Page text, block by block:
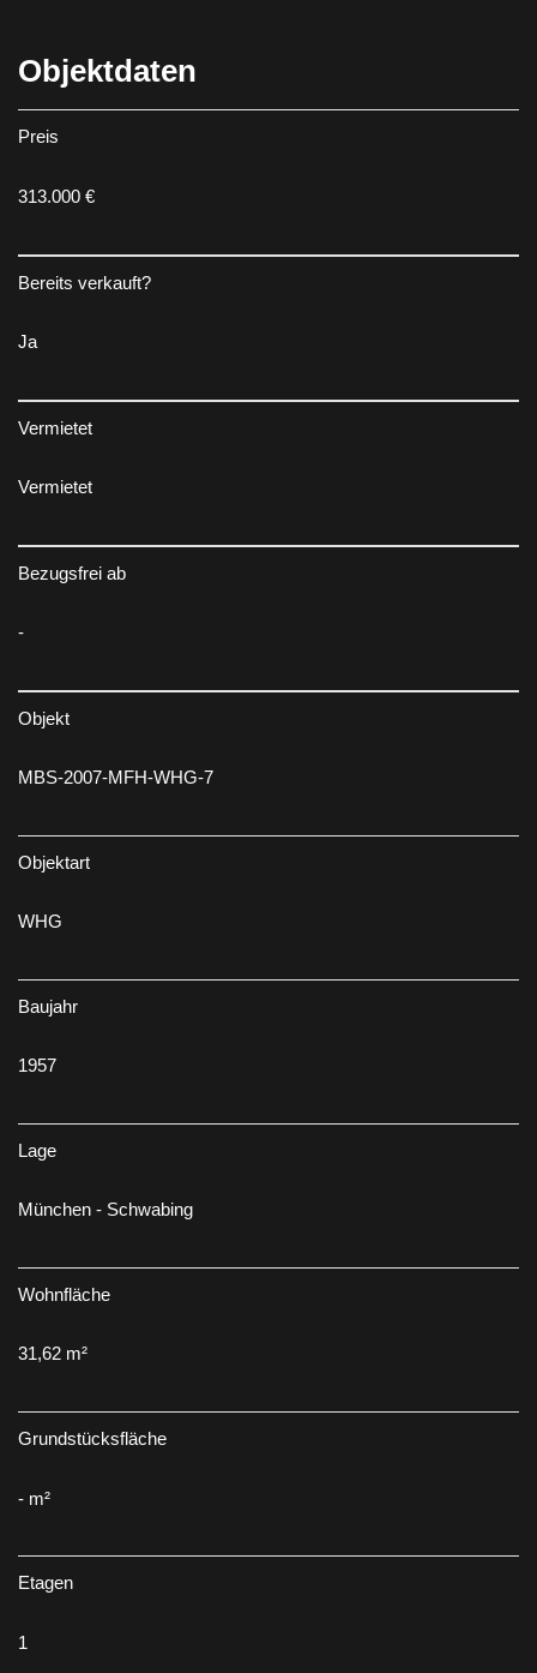
Objektdaten
Preis
313.000 €
Bereits verkauft?
Ja
Vermietet
Vermietet
Bezugsfrei ab
-
Objekt
MBS-2007-MFH-WHG-7
Objektart
WHG
Baujahr
1957
Lage
München - Schwabing
Wohnfläche
31,62 m²
Grundstücksfläche
- m²
Etagen
1